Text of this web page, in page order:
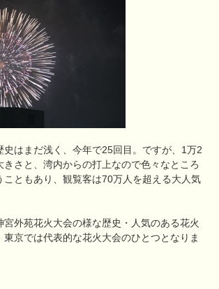
史はまだ浅く、今年で25回目。ですが、1万2
きさと、湾内からの打上なので色々なところ
こともあり、観覧客は70万人を超える大人気
宮外苑花火大会の様な歴史・人気のある花火
東京では代表的な花火大会のひとつとなりま